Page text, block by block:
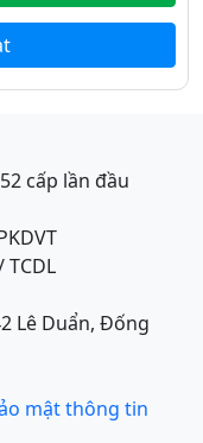
cấp lần đầu
TCDL
Lê Duẩn, Đống
mật thông tin